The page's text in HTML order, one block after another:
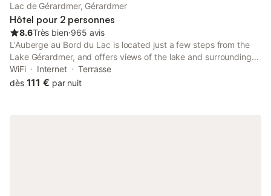
Lac de Gérardmer, Gérardmer
Hôtel pour 2 personnes
8.6Très bien⋅965 avis
L'Auberge au Bord du Lac is located just a few steps from the
Lake Gérardmer, and offers views of the lake and surrounding
mountains. Guests can swim in the lake and gather mushrooms
in the area. Ski slopes are a 10-minute drive away.
WiFi Internet
Terrasse
dès 111 € par nuit